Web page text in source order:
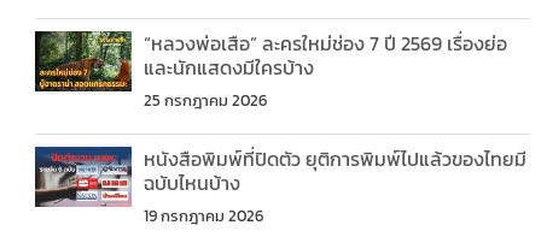
“หลวงพ่อเสือ” ละครใหม่ช่อง 7 ปี 2569 เรื่องย่อ
และนักแสดงมีใครบ้าง
25 กรกฎาคม 2026
หนังสือพิมพ์ที่ปิดตัว ยุติการพิมพ์ไปแล้วของไทยมี
ฉบับไหนบ้าง
19 กรกฎาคม 2026